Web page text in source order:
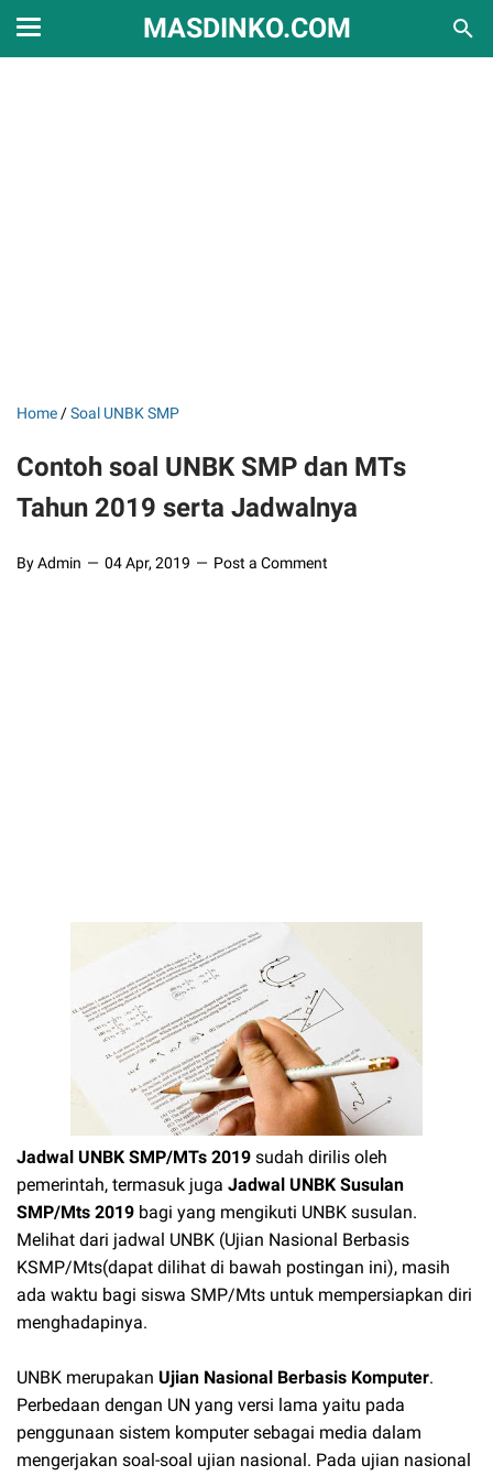
MASDINKO.COM
Home /Soal UNBK SMP
Contoh soal UNBK SMP dan MTs
Tahun 2019 serta Jadwalnya
By Admin 04 Apr, 2019 Post a Comment
Jadwal UNBK SMP/MTs 2019 sudah dirilis oleh
pemerintah, termasuk juga Jadwal UNBK Susulan
SMP/Mts 2019 bagi yang mengikuti UNBK susulan.
Melihat dari jadwal UNBK (Ujian Nasional Berbasis
KSMP/Mts(dapat dilihat di bawah postingan ini), masih
ada waktu bagi siswa SMP/Mts untuk mempersiapkan diri
menghadapinya.
UNBK merupakan Ujian Nasional Berbasis Komputer.
Perbedaan dengan UN yang versi lama yaitu pada
penggunaan sistem komputer sebagai media dalam
mengerjakan soal-soal ujian nasional. Pada ujian nasional